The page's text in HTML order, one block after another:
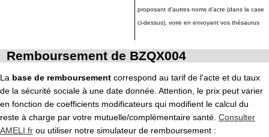
proposant d'autres noms d'acte (dans la case
ci-dessus), voire en envoyant vos thésaurus
Remboursement de BZQX004
La base de remboursement correspond au tarif de l'acte et du taux
de la sécurité sociale à une date donnée. Attention, le prix peut varier
en fonction de coefficients modificateurs qui modifient le calcul du
reste à charge par votre mutuelle/complémentaire santé. Consulter
AMELI.fr ou utiliser notre simulateur de remboursement :